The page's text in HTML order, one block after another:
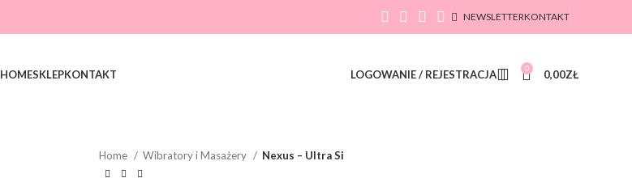
NEWSLETTERKONTAKT
HOMESKLEPKONTAKT LOGOWANIE / REJESTRACJA 0 0,00ZŁ
Home
Wibratory i Masażery Nexus – Ultra Si